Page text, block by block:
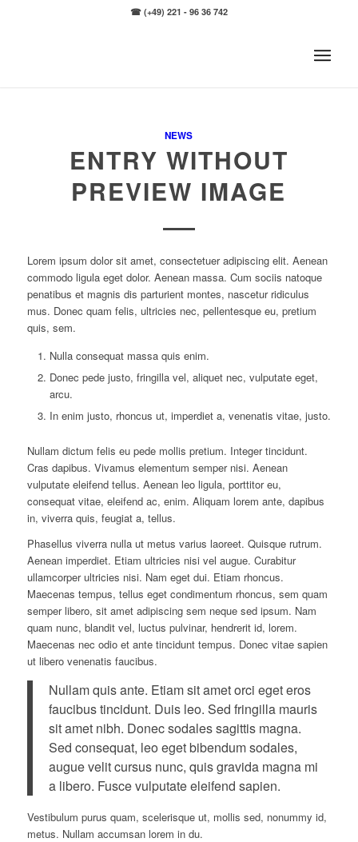
☎ (+49) 221 - 96 36 742
NEWS
ENTRY WITHOUT
PREVIEW IMAGE
Lorem ipsum dolor sit amet, consectetuer adipiscing elit. Aenean
commodo ligula eget dolor. Aenean massa. Cum sociis natoque
penatibus et magnis dis parturient montes, nascetur ridiculus
mus. Donec quam felis, ultricies nec, pellentesque eu, pretium
quis, sem.
Nulla consequat massa quis enim.
Donec pede justo, fringilla vel, aliquet nec, vulputate eget,
arcu.
In enim justo, rhoncus ut, imperdiet a, venenatis vitae, justo.
Nullam dictum felis eu pede mollis pretium. Integer tincidunt.
Cras dapibus. Vivamus elementum semper nisi. Aenean
vulputate eleifend tellus. Aenean leo ligula, porttitor eu,
consequat vitae, eleifend ac, enim. Aliquam lorem ante, dapibus
in, viverra quis, feugiat a, tellus.
Phasellus viverra nulla ut metus varius laoreet. Quisque rutrum.
Aenean imperdiet. Etiam ultricies nisi vel augue. Curabitur
ullamcorper ultricies nisi. Nam eget dui. Etiam rhoncus.
Maecenas tempus, tellus eget condimentum rhoncus, sem quam
semper libero, sit amet adipiscing sem neque sed ipsum. Nam
quam nunc, blandit vel, luctus pulvinar, hendrerit id, lorem.
Maecenas nec odio et ante tincidunt tempus. Donec vitae sapien
ut libero venenatis faucibus.
Nullam quis ante. Etiam sit amet orci eget eros
faucibus tincidunt. Duis leo. Sed fringilla mauris
sit amet nibh. Donec sodales sagittis magna.
Sed consequat, leo eget bibendum sodales,
augue velit cursus nunc, quis gravida magna mi
a libero. Fusce vulputate eleifend sapien.
Vestibulum purus quam, scelerisque ut, mollis sed, nonummy id,
metus. Nullam accumsan lorem in du.